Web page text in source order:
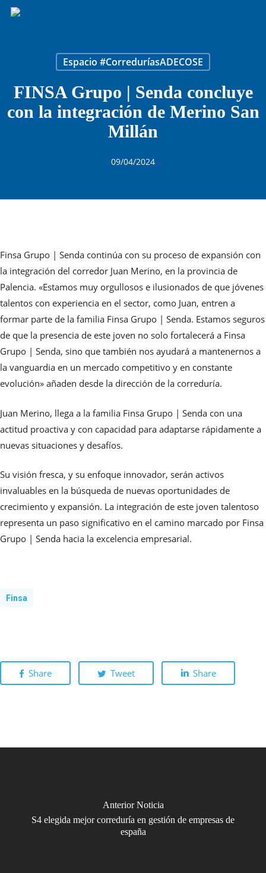
Skip
Espacio #CorreduríasADECOSE
FINSA Grupo | Senda concluye
con la integración de Merino San
Millán
09/04/2024
Finsa Grupo | Senda continúa con su proceso de expansión con
la integración del corredor Juan Merino, en la provincia de
Palencia. «Estamos muy orgullosos e ilusionados de que jóvenes
talentos con experiencia en el sector, como Juan, entren a
formar parte de la familia Finsa Grupo | Senda. Estamos seguros
de que la presencia de este joven no solo fortalecerá a Finsa
Grupo | Senda, sino que también nos ayudará a mantenernos a
la vanguardia en un mercado competitivo y en constante
evolución» añaden desde la dirección de la correduría.
Juan Merino, llega a la familia Finsa Grupo | Senda con una
actitud proactiva y con capacidad para adaptarse rápidamente a
nuevas situaciones y desafíos.
Su visión fresca, y su enfoque innovador, serán activos
invaluables en la búsqueda de nuevas oportunidades de
crecimiento y expansión. La integración de este joven talentoso
representa un paso significativo en el camino marcado por Finsa
Grupo | Senda hacia la excelencia empresarial.
Finsa
Share Tweet Share
Anterior Noticia
S4 elegida mejor correduría en gestión de empresas de
españa